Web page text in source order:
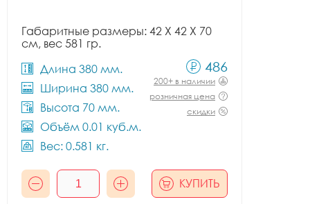
Габаритные размеры: 42 X 42 X 70
см, вес 581 гр.
Длина 380 мм.
Ширина 380 мм.
Высота 70 мм.
Объём 0.01 куб.м.
Вес: 0.581 кг.
486
200+ в наличии
розничная цена
скидки
КУПИТЬ